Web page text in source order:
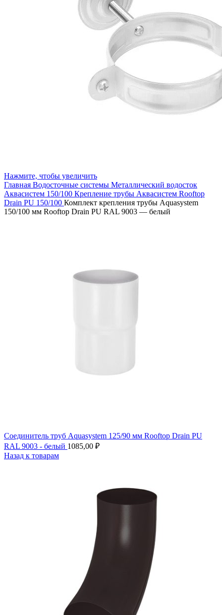
Нажмите, чтобы увеличить
Главная Водосточные системы Металлический водосток
Аквасистем 150/100 Крепление трубы Аквасистем Rooftop
Drain PU 150/100 Комплект крепления трубы Aquasystem
150/100 мм Rooftop Drain PU RAL 9003 — белый
Соединитель труб Aquasystem 125/90 мм Rooftop Drain PU
RAL 9003 - белый 1085,00 ₽
Назад к товарам